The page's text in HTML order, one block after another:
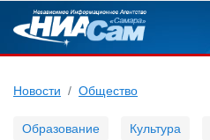
Новости Общество
Образование Культура